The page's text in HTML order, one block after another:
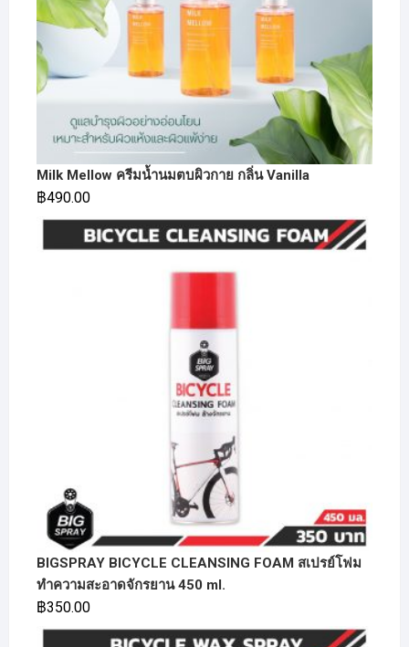
Milk Mellow ครีมน้ำนมตบผิวกาย กลิ่น Vanilla
฿490.00
BIGSPRAY BICYCLE CLEANSING FOAM สเปรย์โฟม
ทำความสะอาดจักรยาน 450 ml.
฿350.00